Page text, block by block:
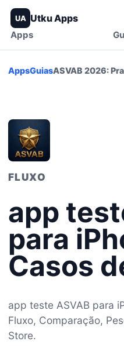
UA Utku Apps
Apps
AppsGuiasASVAB 2026:
FLUXO
app
para
Casos
app teste ASVAB para
Fluxo, Comparação,
Store.